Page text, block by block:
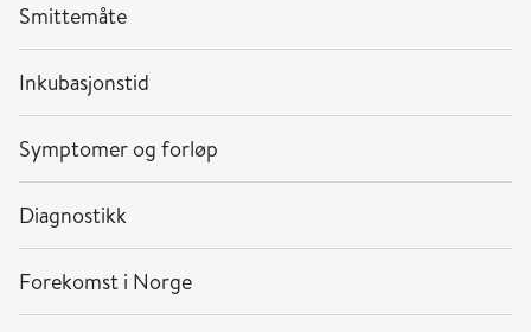
Smittemåte
Inkubasjonstid
Symptomer og forløp
Diagnostikk
Forekomst i Norge